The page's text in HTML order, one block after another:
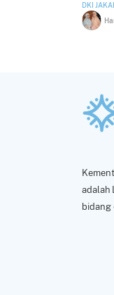
DKI
adalah
bidang